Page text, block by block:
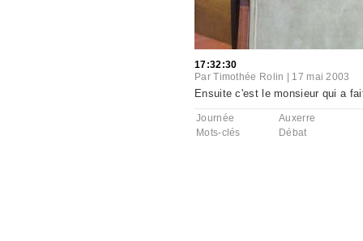
17:32:30
ParTimothée Rolin 17 mai 2003
Ensuite c'est le monsieur qui a
Journée
Auxerre
Mots-clés
Débat